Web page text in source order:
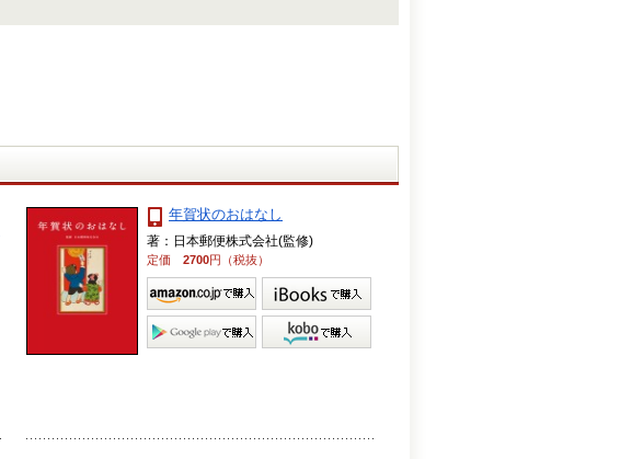
年賀状のおはなし
著：日本郵便株式会社(監修)
定価 2700円（税抜）